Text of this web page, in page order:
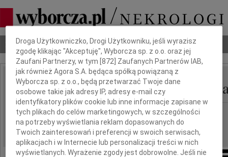
Nekrologi Odeszli Poradnik pogrzebowy
IMIĘ I NAZWISKO: Joanna Agacka -
REGION: cała Polska
DATA EMISJI: 11.04.2010
Dbamy o Twoją prywatność
Droga Użytkowniczko, Drogi Użytkowniku, jeśli wyrazisz
zgodę klikając "Akceptuję", Wyborcza sp. z o.o. oraz jej
Zaufani Partnerzy, w tym [872 ] Zaufanych Partnerów IAB,
jak również Agora S.A. będąca spółką powiązaną z
Wyborcza sp. z o.o., będą przetwarzać Twoje dane
osobowe takie jak adresy IP, adresy e-mail czy
identyfikatory plików cookie lub inne informacje zapisane w
tych plikach do celów marketingowych, w szczególności
na potrzeby wyświetlania reklam dopasowanych do
Twoich zainteresowań i preferencji w swoich serwisach,
aplikacjach i w Internecie lub personalizacji treści w nich
wyświetlanych. Wyrażenie zgody jest dobrowolne. Jeśli nie